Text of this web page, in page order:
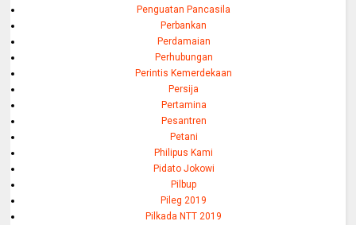
Penguatan Pancasila
Perbankan
Perdamaian
Perhubungan
Perintis Kemerdekaan
Persija
Pertamina
Pesantren
Petani
Philipus Kami
Pidato Jokowi
Pilbup
Pileg 2019
Pilkada NTT 2019